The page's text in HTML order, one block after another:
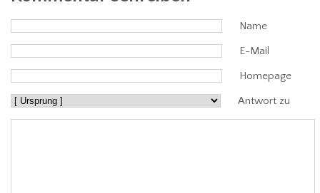
Name
E-Mail
Homepage
Antwort zu